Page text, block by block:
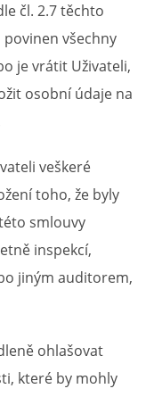
čl. 2.7 těchto
všechny
je vrátit Uživateli,
osobní údaje na
veškeré
toho, že byly
smlouvy
inspekcí,
jiným auditorem,
ohlašovat
které by mohly